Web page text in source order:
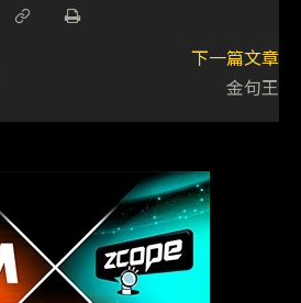
下一篇文章
金句王